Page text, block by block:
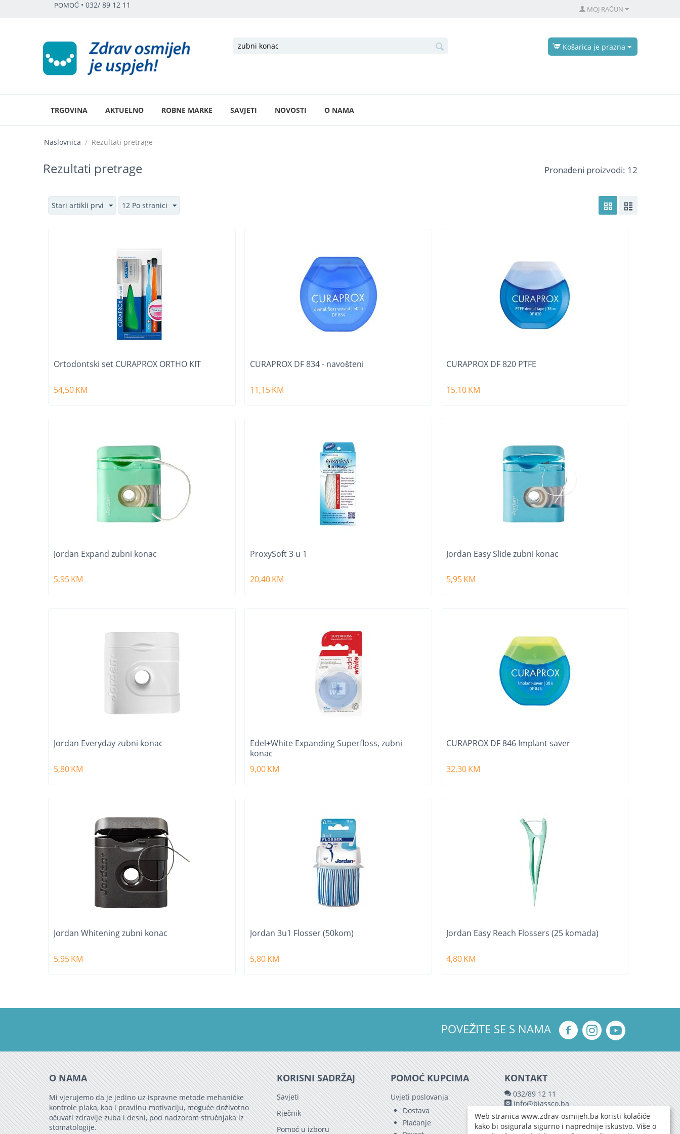
POMOĆ • 032/ 89 12 11 MOJ RAČUN
Košarica je prazna
TRGOVINA AKTUELNO ROBNE MARKE SAVJETI NOVOSTI O NAMA
Naslovnica / Rezultati pretrage
Rezultati pretrage Pronađeni proizvodi: 12
Stari artikli prvi 12 Po stranici
Ortodontski set CURAPROX ORTHO KIT
54,50 KM
CURAPROX DF 834 - navošteni
11,15KM
CURAPROX DF 820 PTFE
15,10KM
Jordan Expand zubni konac
5,95 KM
ProxySoft 3 u 1
20,40KM
Jordan Easy Slide zubni konac
5,95KM
Jordan Everyday zubni konac
5,80 KM
Edel+White Expanding Superfloss, zubni
konac
9,00KM
CURAPROX DF 846 Implant saver
32,30KM
Jordan Whitening zubni konac
5,95 KM
Jordan 3u1 Flosser (50kom)
5,80KM
Jordan Easy Reach Flossers (25 komada)
4,80KM
POVEŽITE SE S NAMA
O NAMA
Mi vjerujemo da je jedino uz ispravne metode mehaničke
kontrole plaka, kao i pravilnu motivaciju, moguće doživotno
očuvati zdravlje zuba i desni, pod nadzorom stručnjaka iz
stomatologije.
KORISNI SADRŽAJ
Savjeti
Rječnik
Pomoć u izboru
POMOĆ KUPCIMA
Uvjeti poslovanja
Dostava
Plaćanje
KONTAKT
032/89 12 11
info@biassco.ba
Web stranica www.zdrav-osmijeh.ba koristi kolačiće
kako bi osigurala sigurno i naprednije iskustvo. Više o